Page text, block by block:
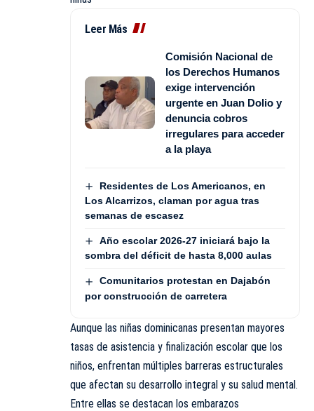
Leer Más
Comisión Nacional de
los Derechos Humanos
exige intervención
urgente en Juan Dolio y
denuncia cobros
irregulares para acceder
a la playa
Residentes de Los Americanos, en
Los Alcarrizos, claman por agua tras
semanas de escasez
Año escolar 2026-27 iniciará bajo la
sombra del déficit de hasta 8,000 aulas
Comunitarios protestan en Dajabón
por construcción de carretera
Aunque las niñas dominicanas presentan mayores
tasas de asistencia y finalización escolar que los
niños, enfrentan múltiples barreras estructurales
que afectan su desarrollo integral y su salud mental.
Entre ellas se destacan los embarazos